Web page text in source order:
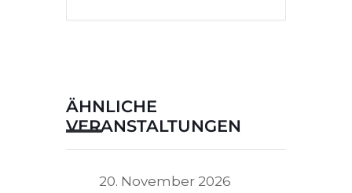
ÄHNLICHE
VERANSTALTUNGEN
20. November 2026